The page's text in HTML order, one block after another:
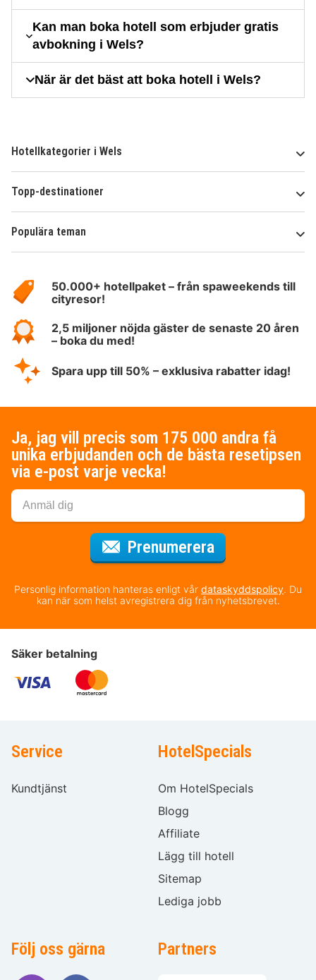
Kan man boka hotell som erbjuder gratis
avbokning i Wels?
När är det bäst att boka hotell i Wels?
Hotellkategorier i Wels
Topp-destinationer
Populära teman
HotelSpecials50.000+ hotellpaket – från spaweekends till
cityresor!
2,5 miljoner nöjda gäster de senaste 20 åren
– boka du med!
Spara upp till 50% – exklusiva rabatter idag!
Ja, jag vill precis som 175 000 andra få
unika erbjudanden och de bästa resetipsen
via e-post varje vecka!
Prenumerera
Personlig information hanteras enligt vår dataskyddspolicy. Du
kan när som helst avregistrera dig från nyhetsbrevet.
Säker betalning
Service
Kundtjänst
HotelSpecials
Om HotelSpecials
Blogg
Affiliate
Lägg till hotell
Sitemap
Lediga jobb
Följ oss gärna Partners